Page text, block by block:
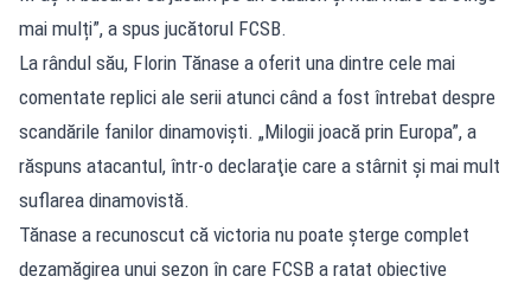
mai mulți”, a spus jucătorul FCSB.
La rândul său, Florin Tănase a oferit una dintre cele mai
comentate replici ale serii atunci când a fost întrebat despre
scandările fanilor dinamovişti. „Milogii joacă prin Europa”, a
răspuns atacantul, într-o declaraţie care a stârnit și mai mult
suflarea dinamovistă.
Tănase a recunoscut că victoria nu poate şterge complet
dezamăgirea unui sezon în care FCSB a ratat obiective